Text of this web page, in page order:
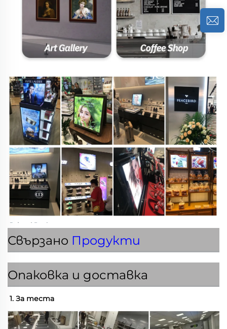
Свързано Продукти
Опаковка и доставка
1. За теста